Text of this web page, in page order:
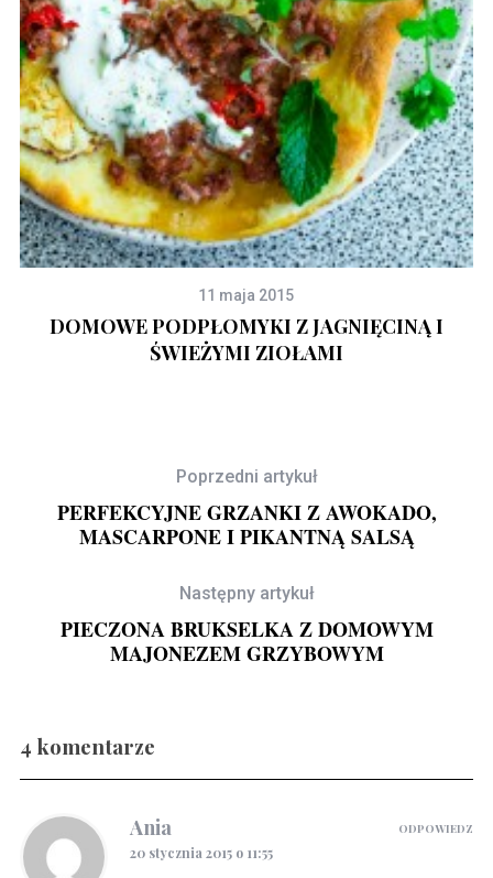
11 maja 2015
DOMOWE PODPŁOMYKI Z JAGNIĘCINĄ I
ŚWIEŻYMI ZIOŁAMI
Poprzedni artykuł
PERFEKCYJNE GRZANKI Z AWOKADO,
MASCARPONE I PIKANTNĄ SALSĄ
Następny artykuł
PIECZONA BRUKSELKA Z DOMOWYM
MAJONEZEM GRZYBOWYM
4 komentarze
Ania
20 stycznia 2015 o 11:55
ODPOWIEDZ